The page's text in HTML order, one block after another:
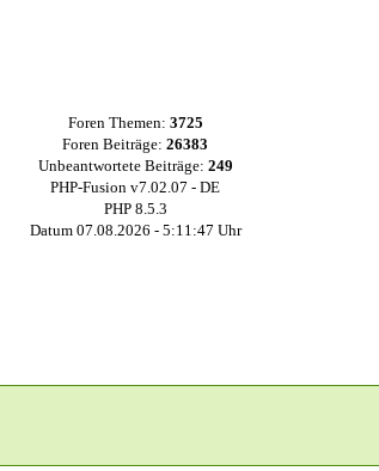
Foren Themen: 3725
Foren Beiträge: 26383
Unbeantwortete Beiträge: 249
PHP-Fusion v7.02.07 - DE
PHP 8.5.3
Datum 07.08.2026 - 5:11:48 Uhr